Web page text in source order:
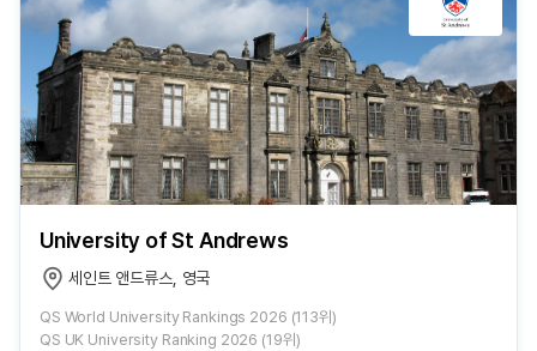
University of St Andrews
세인트 앤드류스, 영국
QS World University Rankings 2026 (113위)
QS UK University Ranking 2026 (19위)